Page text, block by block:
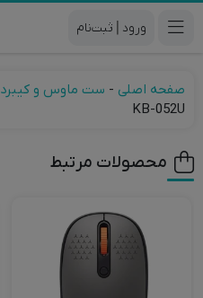
|
صفحه اصلی - ست ماوس و کیبرد
KB-052U
محصولات مرتبط